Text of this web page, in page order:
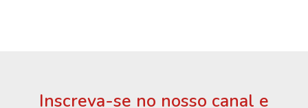
Inscreva-se no nosso canal e